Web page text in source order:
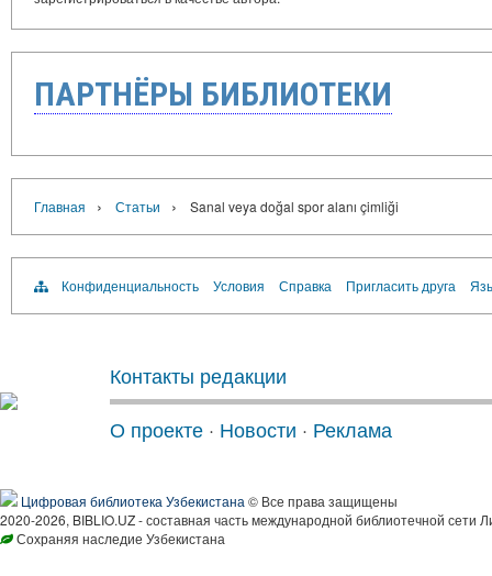
ПАРТНЁРЫ БИБЛИОТЕКИ
Главная › Статьи › Sanal veya doğal spor alanı çimliği
Конфиденциальность Условия Справка Пригласить друга
Контакты редакции
О проекте · Новости · Реклама
Цифровая библиотека Узбекистана © Все права защищены
2020-2026, BIBLIO.UZ - составная часть международной библиотечной сети
Сохраняя наследие Узбекистана